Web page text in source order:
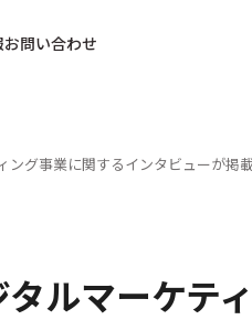
お問い合わせ
ング事業に関するインタビューが掲
タルマーケテ